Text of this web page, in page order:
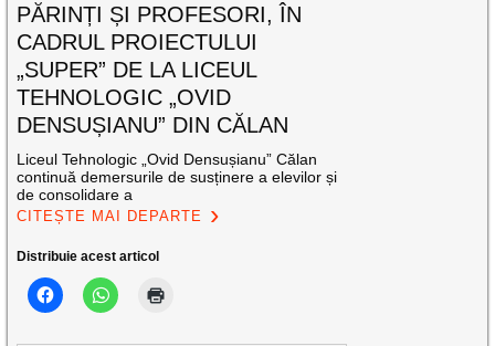
PĂRINȚI ȘI PROFESORI, ÎN
CADRUL PROIECTULUI
„SUPER” DE LA LICEUL
TEHNOLOGIC „OVID
DENSUȘIANU” DIN CĂLAN
Liceul Tehnologic „Ovid Densușianu” Călan
continuă demersurile de susținere a elevilor și
de consolidare a
CITEȘTE MAI DEPARTE
Distribuie acest articol